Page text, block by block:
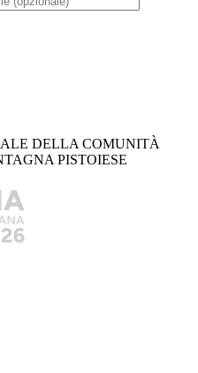
DELLA COMUNITÀ
PISTOIESE